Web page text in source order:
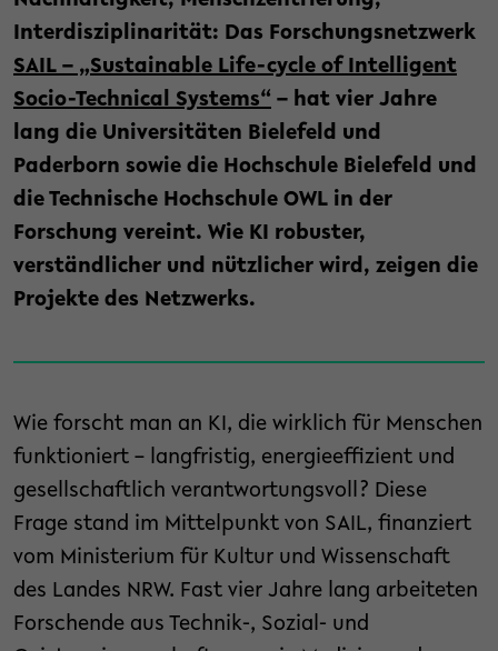
Interdisziplinarität: Das Forschungsnetzwerk
SAIL – „Sustainable Life-cycle of Intelligent
Socio-Technical Systems“ – hat vier Jahre
lang die Universitäten Bielefeld und
Paderborn sowie die Hochschule Bielefeld und
die Technische Hochschule OWL in der
Forschung vereint. Wie KI robuster,
verständlicher und nützlicher wird, zeigen die
Projekte des Netzwerks.
Wie forscht man an KI, die wirklich für Menschen
funktioniert – langfristig, energieeffizient und
gesellschaftlich verantwortungsvoll? Diese
Frage stand im Mittelpunkt von SAIL, finanziert
vom Ministerium für Kultur und Wissenschaft
des Landes NRW. Fast vier Jahre lang arbeiteten
Forschende aus Technik-, Sozial- und